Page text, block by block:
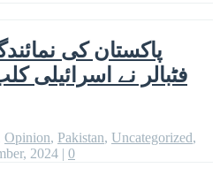
پاکستان کی
فٹبالر نے
Opinion, Pakistan, Uncategorized,
2024 | 0